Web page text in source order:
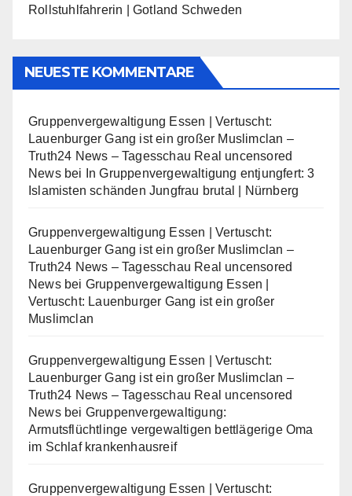
Rollstuhlfahrerin | Gotland Schweden
NEUESTE KOMMENTARE
Gruppenvergewaltigung Essen | Vertuscht:
Lauenburger Gang ist ein großer Muslimclan –
Truth24 News – Tagesschau Real uncensored
Newsbei
In Gruppenvergewaltigung entjungfert: 3
Islamisten schänden Jungfrau brutal | Nürnberg
Gruppenvergewaltigung Essen | Vertuscht:
Lauenburger Gang ist ein großer Muslimclan –
Truth24 News – Tagesschau Real uncensored
Newsbei Gruppenvergewaltigung Essen |
Vertuscht: Lauenburger Gang ist ein großer
Muslimclan
Gruppenvergewaltigung Essen | Vertuscht:
Lauenburger Gang ist ein großer Muslimclan –
Truth24 News – Tagesschau Real uncensored
Newsbei Gruppenvergewaltigung:
Armutsflüchtlinge vergewaltigen bettlägerige Oma
im Schlaf krankenhausreif
Gruppenvergewaltigung Essen | Vertuscht: